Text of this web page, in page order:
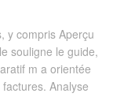
y compris Aperçu
souligne le guide,
m a orientée
Analyse